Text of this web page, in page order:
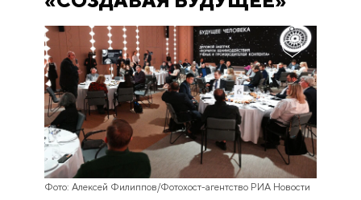
Фото: Алексей Филиппов/Фотохост-агентство РИА Новости